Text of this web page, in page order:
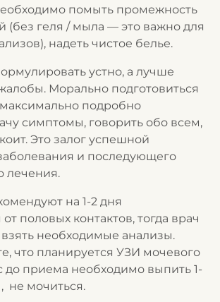
помыть промежность
(без геля / мыла — это важно для
надеть чистое белье.
устно, а лучше
Морально подготовиться
подробно
симптомы, говорить обо всем,
Это залог успешной
и последующего
лечения.
на 1-2 дня
половых контактов, тогда врач
необходимые анализы.
что планируется УЗИ мочевого
до приема необходимо выпить 1-
не мочиться.